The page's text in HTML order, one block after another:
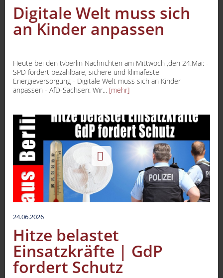
Digitale Welt muss sich
an Kinder anpassen
Heute bei den tvberlin Nachrichten am Mittwoch ,den 24.Mai: -
SPD fordert bezahlbare, sichere und klimafeste
Energieversorgung - Digitale Welt muss sich an Kinder
anpassen - AfD-Sachsen: Wir... [mehr]
24.06.2026
Hitze belastet
Einsatzkräfte | GdP
fordert Schutz